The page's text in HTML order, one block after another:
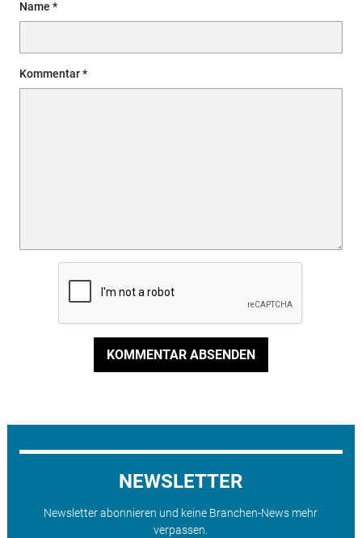
Name
Kommentar
KOMMENTAR ABSENDEN
NEWSLETTER
Newsletter abonnieren und keine Branchen-News mehr
verpassen.